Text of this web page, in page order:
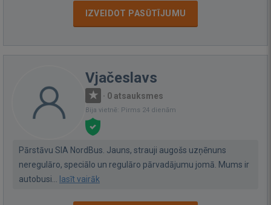
IZVEIDOT PASŪTĪJUMU
Vjačeslavs
· 0 atsauksmes
Bija vietnē: Pirms 24 dienām
Pārstāvu SIA NordBus. Jauns, strauji augošs uzņēnuns
neregulāro, speciālo un regulāro pārvadājumu jomā. Mums ir
autobusi...
lasīt vairāk